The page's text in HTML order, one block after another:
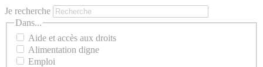
Je recherche
Dans...
Aide et accès aux droits
Alimentation digne
Emploi